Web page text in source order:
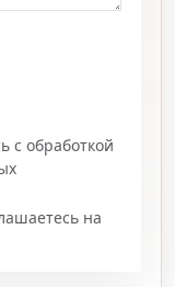
с обработкой
на